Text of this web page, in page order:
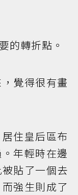
的轉折點。
覺得很有畫
住皇后區布
年輕時在邊
貼了一個去
強生則成了